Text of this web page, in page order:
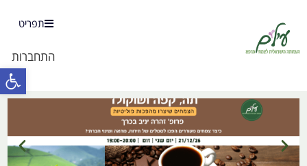
תפריט
התחברות